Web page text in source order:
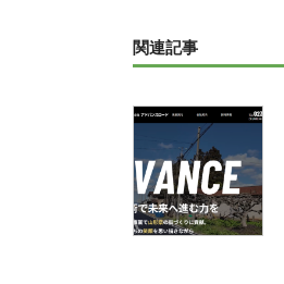
関連記事